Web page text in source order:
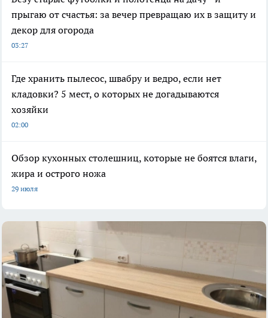
прыгаю от счастья: за вечер превращаю их в защиту и
декор для огорода
03:27
Где хранить пылесос, швабру и ведро, если нет
кладовки? 5 мест, о которых не догадываются
хозяйки
02:00
Обзор кухонных столешниц, которые не боятся влаги,
жира и острого ножа
29 июля